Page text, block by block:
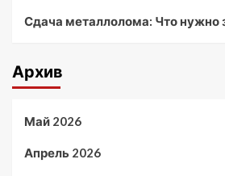
Сдача металлолома: Что нужно
Архив
Май 2026
Апрель 2026